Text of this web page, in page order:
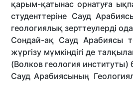
қарым-қатынас орнатуға
студенттеріне Сауд
геологиялық зерттеулерді
Сондай-ақ Сауд Арабиясы
жүргізу мүмкіндігі де
(Волков геология
Сауд Арабиясының